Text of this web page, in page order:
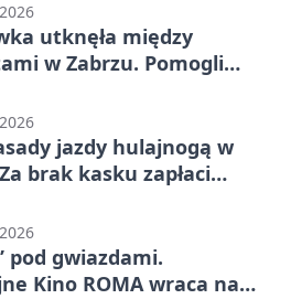
utknęła między
w Zabrzu. Pomogli
jazdy hulajnogą w
brak kasku zapłaci
pod gwiazdami.
Kino ROMA wraca na